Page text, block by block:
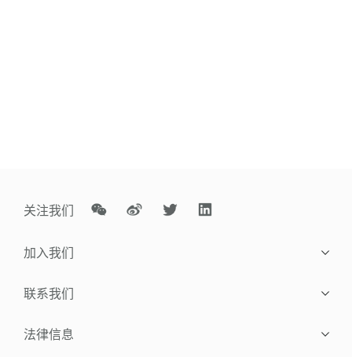
关注我们
加入我们
社会招聘
联系我们
联系方式
法律信息